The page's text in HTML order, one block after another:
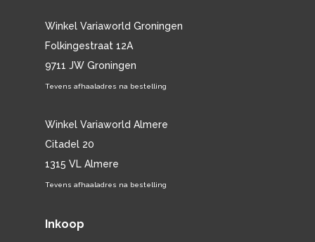
Winkel Variaworld Groningen
Folkingestraat 12A
9711 JW Groningen
Tevens afhaaladres na bestelling
Winkel Variaworld Almere
Citadel 20
1315 VL Almere
Tevens afhaaladres na bestelling
Inkoop